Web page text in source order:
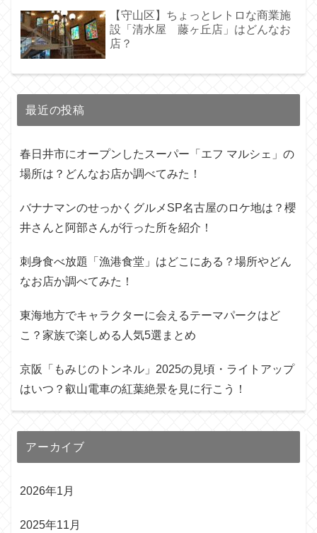
【守山区】ちょっとレトロな商業施
設「清水屋 藤ヶ丘店」はどんなお
店？
最近の投稿
春日井市にオープンしたスーパー「エフ マルシェ」の
場所は？どんなお店か調べてみた！
バナナマンのせっかくグルメSP名古屋のロケ地は？櫻
井さんと阿部さんが行った所を紹介！
刺身食べ放題「漁港食堂」はどこにある？場所やどん
なお店か調べてみた！
東海地方でキャラクターに会えるテーマパークはど
こ？家族で楽しめる人気5選まとめ
京阪「もみじのトンネル」2025の見頃・ライトアップ
はいつ？叡山電車の紅葉絶景を見に行こう！
アーカイブ
2026年1月
2025年11月